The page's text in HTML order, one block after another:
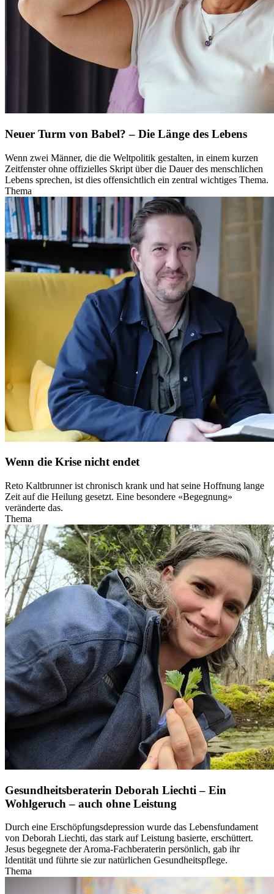
Neuer Turm von Babel? – Die Länge des Lebens
Wenn zwei Männer, die die Weltpolitik gestalten, in einem kurzen
Zeitfenster ohne offizielles Skript über die Dauer des menschlichen
Lebens sprechen, ist dies offensichtlich ein zentral wichtiges Thema.
Thema
Wenn die Krise nicht endet
Reto Kaltbrunner ist chronisch krank und hat seine Hoffnung lange
Zeit auf die Heilung gesetzt. Eine besondere «Begegnung»
veränderte das.
Thema
Gesundheitsberaterin Deborah Liechti – Ein
Wohlgeruch – auch ohne Leistung
Durch eine Erschöpfungsdepression wurde das Lebensfundament
von Deborah Liechti, das stark auf Leistung basierte, erschüttert.
Jesus begegnete der Aroma-Fachberaterin persönlich, gab ihr
Identität und führte sie zur natürlichen Gesundheitspflege.
Thema